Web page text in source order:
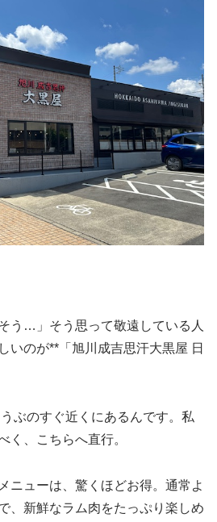
う…」そう思って敬遠している人
いのが**「旭川成吉思汗大黒屋 日
ぶのすぐ近くにあるんです。私
く、こちらへ直行。
ニューは、驚くほどお得。通常よ
、新鮮なラム肉をたっぷり楽しめ